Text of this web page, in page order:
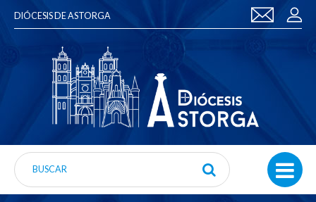
DIÓCESIS DE ASTORGA